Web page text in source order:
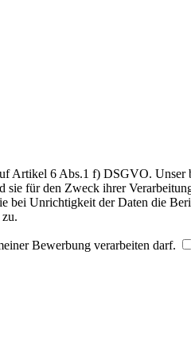
Artikel 6 Abs.1 f) DSGVO. Unser
für den Zweck ihrer
bei Unrichtigkeit der Daten die
Bewerbung verarbeiten darf.